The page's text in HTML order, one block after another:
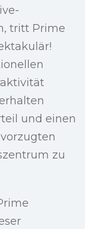
tritt Prime
und einen
zu